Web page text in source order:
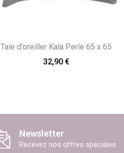
Taie d'oreiller Kala Perle 65 x 65
32,90 €
Newsletter
Recevez nos offres spéciales